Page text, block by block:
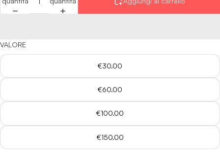
VALORE
€30.00
€60.00
€100.00
€150.00